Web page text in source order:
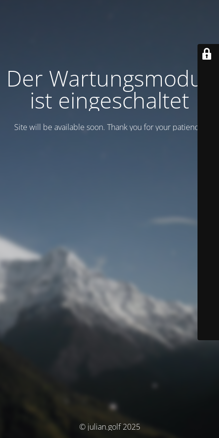
Der Wartungsmodus
ist eingeschaltet
Site will be available soon. Thank you for your patience!
© julian.golf 2025